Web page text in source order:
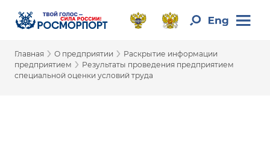
Главная › О предприятии › Раскрытие информации
предприятием › Результаты проведения предприятием
специальной оценки условий труда